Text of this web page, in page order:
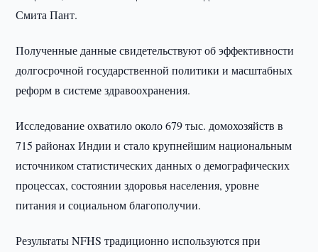
Смита Пант.
Полученные данные свидетельствуют об эффективности
долгосрочной государственной политики и масштабных
реформ в системе здравоохранения.
Исследование охватило около 679 тыс. домохозяйств в
715 районах Индии и стало крупнейшим национальным
источником статистических данных о демографических
процессах, состоянии здоровья населения, уровне
питания и социальном благополучии.
Результаты NFHS традиционно используются при